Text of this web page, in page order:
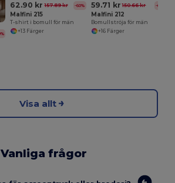
62.90 kr 157.89 kr -60%
Malfini 215
T-shirt i bomull för män
+13 Färger
59.71 kr 150.66 kr -60%
Malfini 212
Bomullströja för män
+16 Färger
Visa allt
Vanliga frågor